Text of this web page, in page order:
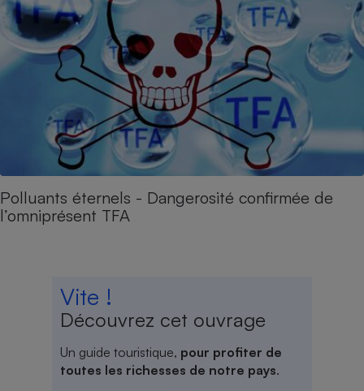
Polluants éternels - Dangerosité confirmée de
l’omniprésent TFA
Vite !
Découvrez cet ouvrage
Un guide touristique, pour profiter de
toutes les richesses de notre pays.